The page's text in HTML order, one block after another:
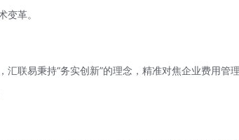
变革。
汇联易秉持“务实创新”的理念，精准对焦企业费用